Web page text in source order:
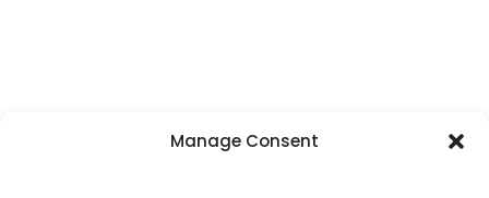
Manage Consent